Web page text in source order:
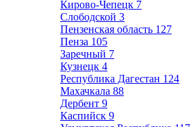
Кирово-Чепецк 7
Слободской 3
Пензенская область 127
Пенза 105
Заречный 7
Кузнецк 4
Республика Дагестан 124
Махачкала 88
Дербент 9
Каспийск 9